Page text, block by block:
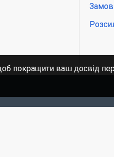
покращити ваш досвід